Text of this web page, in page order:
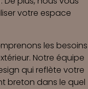
votre espace
les besoins
Notre équipe
qui reflète votre
breton dans le quel